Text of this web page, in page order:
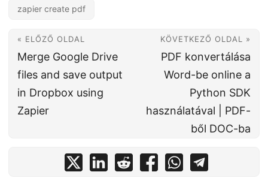
zapier create pdf
« ELŐZŐ OLDAL
Merge Google Drive
files and save output
in Dropbox using
Zapier
KÖVETKEZŐ OLDAL »
PDF konvertálása
Word-be online a
Python SDK
használatával | PDF-
ből DOC-ba